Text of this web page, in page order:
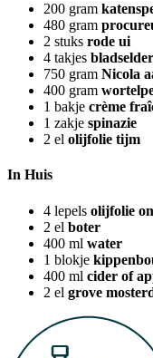
200 gram
480 gram
2 stuks rode ui
4 takjes
750 gram Nicola
400 gram
1 bakje crème
1 zakje spinazie
2 el olijfolie tijm
In Huis
4 lepels olijfolie
2 el boter
400 ml water
1 blokje
400 ml cider of
2 el grove